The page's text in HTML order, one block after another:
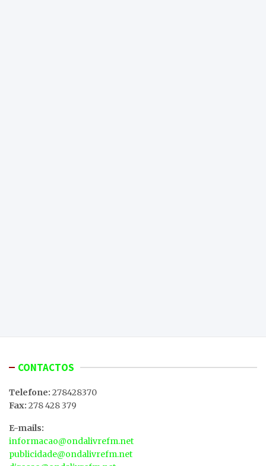
CONTACTOS
Telefone: 278428370
Fax: 278 428 379
E-mails:
informacao@ondalivrefm.net
publicidade@ondalivrefm.net